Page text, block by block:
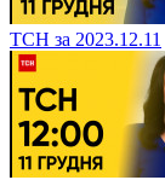
ТСН за 2023.12.11